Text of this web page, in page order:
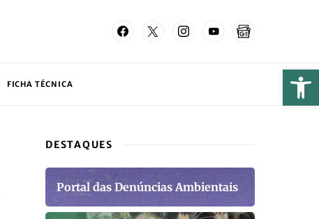
FICHA TÉCNICA
DESTAQUES
Portal das Denúncias Ambientais